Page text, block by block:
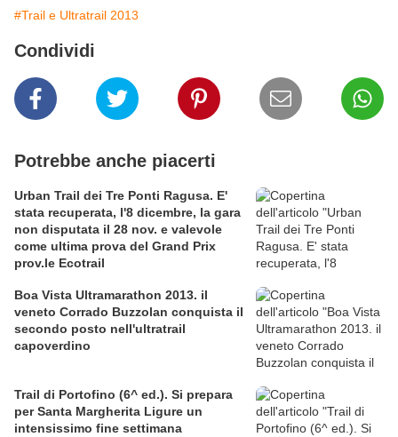
#Trail e Ultratrail 2013
Condividi
Potrebbe anche piacerti
Urban Trail dei Tre Ponti Ragusa. E'
stata recuperata, l'8 dicembre, la gara
non disputata il 28 nov. e valevole
come ultima prova del Grand Prix
prov.le Ecotrail
Boa Vista Ultramarathon 2013. il
veneto Corrado Buzzolan conquista il
secondo posto nell'ultratrail
capoverdino
Trail di Portofino (6^ ed.). Si prepara
per Santa Margherita Ligure un
intensissimo fine settimana